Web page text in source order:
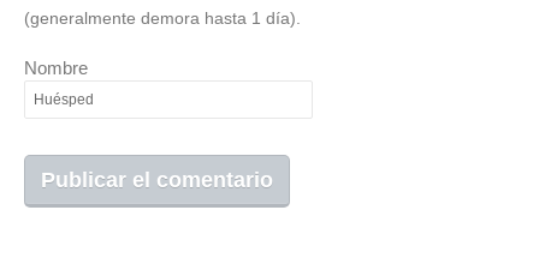
(generalmente demora hasta 1 día).
Nombre